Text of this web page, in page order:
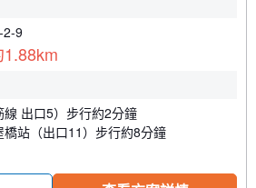
2-9
1.88km
出口5）步行約2分鐘
站（出口11）步行約8分鐘